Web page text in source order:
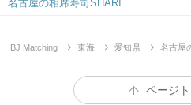
名古屋の相席寿司SHARI
IBJ Matching 東海 愛知県 名古屋
ページ